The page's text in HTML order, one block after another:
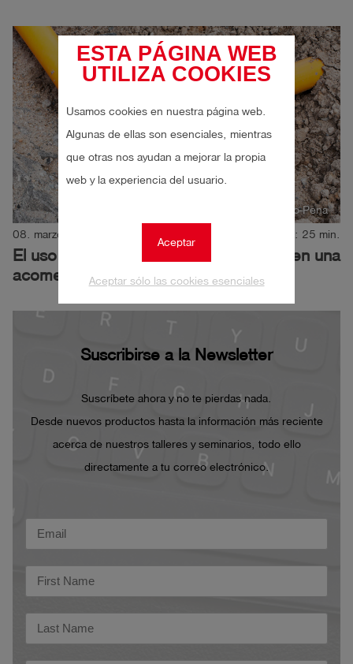
ESTA PÁGINA WEB
UTILIZA COOKIES
Usamos cookies en nuestra página web.
Algunas de ellas son esenciales, mientras
que otras nos ayudan a mejorar la propia
web y la experiencia del usuario.
Aceptar
Aceptar sólo las cookies esenciales
Autor: Alvaro Pino-Pena
08. marzo 2024 Tiempo de lectura: 25 min.
El uso de la antorcha de gas portátil S en una
acometida de gas domiciliaria
Suscribirse a la Newsletter
Suscríbete ahora y no te pierdas nada.
Desde nuevos productos hasta la información más reciente
acerca de nuestros talleres y seminarios, todo ello
directamente a tu correo electrónico.